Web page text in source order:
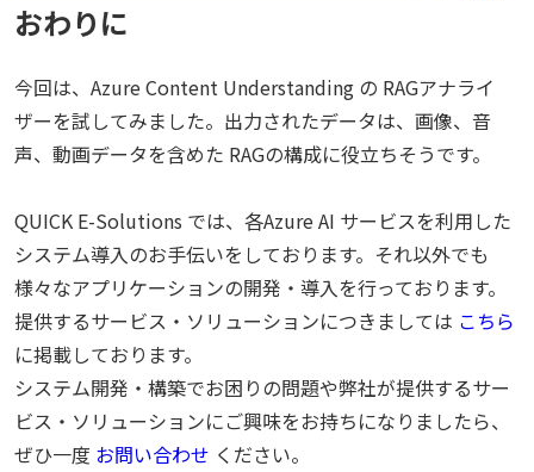
おわりに
今回は、Azure Content Understanding の RAGアナライ
ザーを試してみました。出力されたデータは、画像、音
声、動画データを含めた RAGの構成に役立ちそうです。
QUICK E-Solutions では、各Azure AI サービスを利用した
システム導入のお手伝いをしております。それ以外でも
様々なアプリケーションの開発・導入を行っております。
提供するサービス・ソリューションにつきましては こちら
に掲載しております。
システム開発・構築でお困りの問題や弊社が提供するサー
ビス・ソリューションにご興味をお持ちになりましたら、
ぜひ一度 お問い合わせ ください。